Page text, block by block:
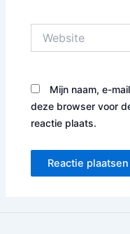
Mijn naam, e-
deze browser voor
reactie plaats.